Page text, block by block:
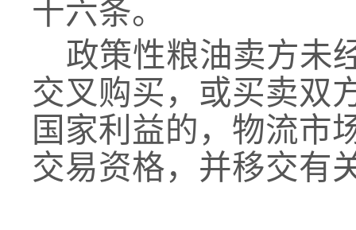
十六条。
政策性粮油卖方未
交叉购买，或买卖双
国家利益的，物流市
交易资格，并移交有